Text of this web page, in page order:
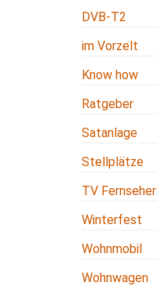
DVB-T2
im Vorzelt
Know how
Ratgeber
Satanlage
Stellplätze
TV Fernseher
Winterfest
Wohnmobil
Wohnwagen